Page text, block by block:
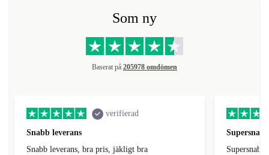
Som ny
Baserat på 205978 omdömen
verifierad
Snabb leverans
Snabb leverans, bra pris, jäkligt bra
Supersnabb leverans,